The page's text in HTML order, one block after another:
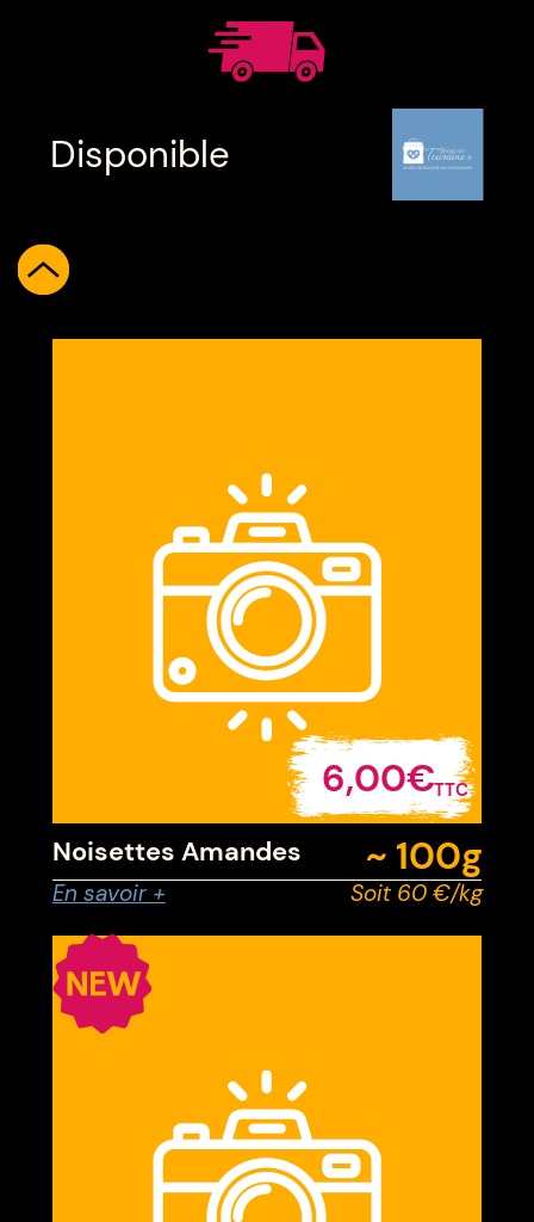
Disponible
6,00€TTC
Noisettes Amandes ~ 100g
En savoir + Soit 60 €/kg